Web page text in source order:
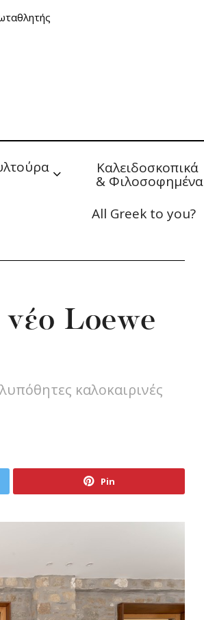
Καλειδοσκοπικά
& Φιλοσοφημένα
All Greek to you?
νέο Loewe
καλοκαιρινές
Pin